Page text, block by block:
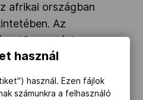
afrikai országban
Az
13 sportági
sportoló fog
többfős
felügyelni.
használ
használ. Ezen fájlok
számunkra a felhasználó